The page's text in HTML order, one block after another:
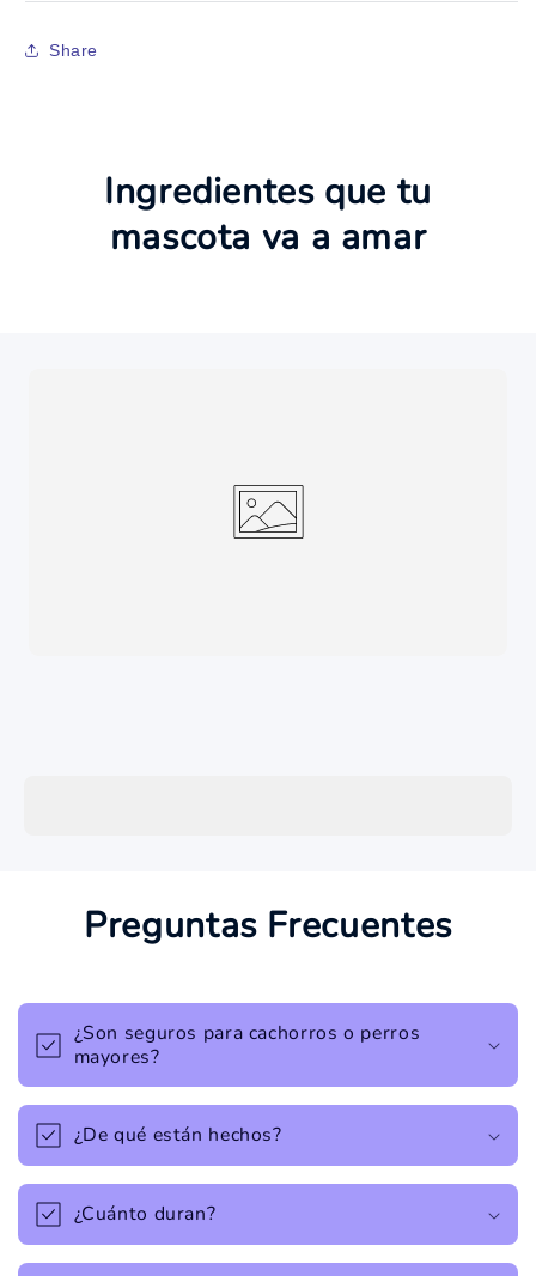
Share
Ingredientes que tu
mascota va a amar
Preguntas Frecuentes
¿Son seguros para cachorros o perros
mayores?
¿De qué están hechos?
¿Cuánto duran?